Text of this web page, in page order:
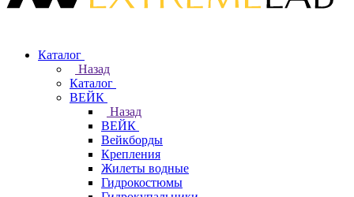
Каталог
Назад
Каталог
ВЕЙК
Назад
ВЕЙК
Вейкборды
Крепления
Жилеты водные
Гидрокостюмы